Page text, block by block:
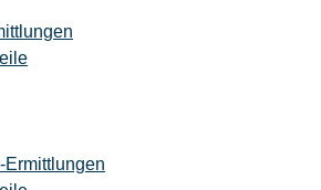
Ermittlungen